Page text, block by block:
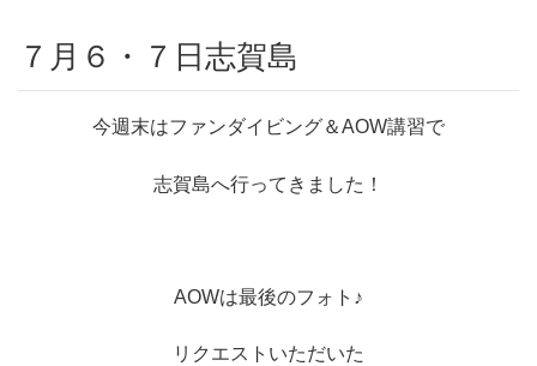
７月６・７日志賀島
今週末はファンダイビング＆AOW講習で
志賀島へ行ってきました！
AOWは最後のフォト♪
リクエストいただいた